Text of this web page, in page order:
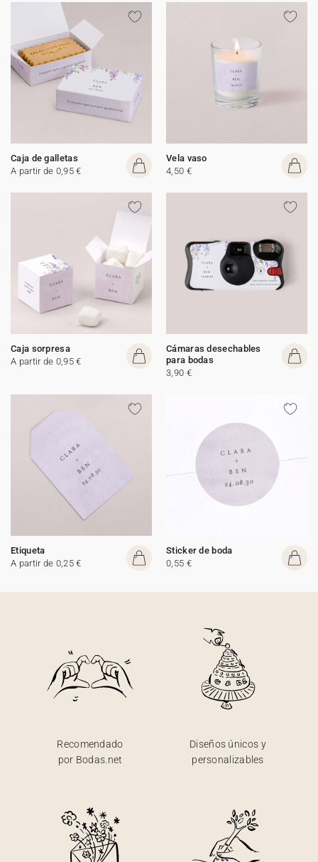
Caja de galletas
A partir de 0,95 €
Vela vaso
4,50 €
Caja sorpresa
A partir de 0,95 €
Cámaras desechables
para bodas
3,90 €
Etiqueta
A partir de 0,25 €
Sticker de boda
0,55 €
Recomendado
por Bodas.net
Diseños únicos y
personalizables